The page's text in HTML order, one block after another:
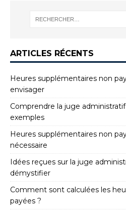
ARTICLES RÉCENTS
Heures supplémentaires non
envisager
Comprendre la juge
exemples
Heures supplémentaires non
nécessaire
Idées reçues sur la juge
démystifier
Comment sont calculées les
payées ?